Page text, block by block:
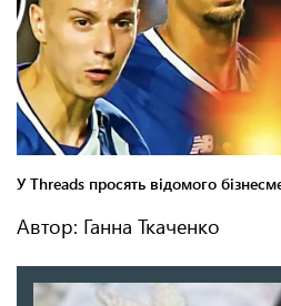
Автор: Ганна Ткаченко